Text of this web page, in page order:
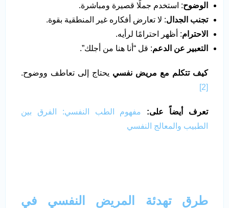
الوضوح: استخدم جملًا قصيرة ومباشرة.
تجنب الجدال: لا تعارض أفكاره غير المنطقية بقوة.
الاحترام: أظهر احترامًا لرأيه.
التعبير عن الدعم: قل “أنا هنا من أجلك”.
كيف تتكلم مع مريض نفسي يحتاج إلى تعاطف ووضوح.
[2]
تعرف أيضاً على: مفهوم الطب النفسي: الفرق بين
الطبيب والمعالج النفسي
طرق تهدئة المريض النفسي في